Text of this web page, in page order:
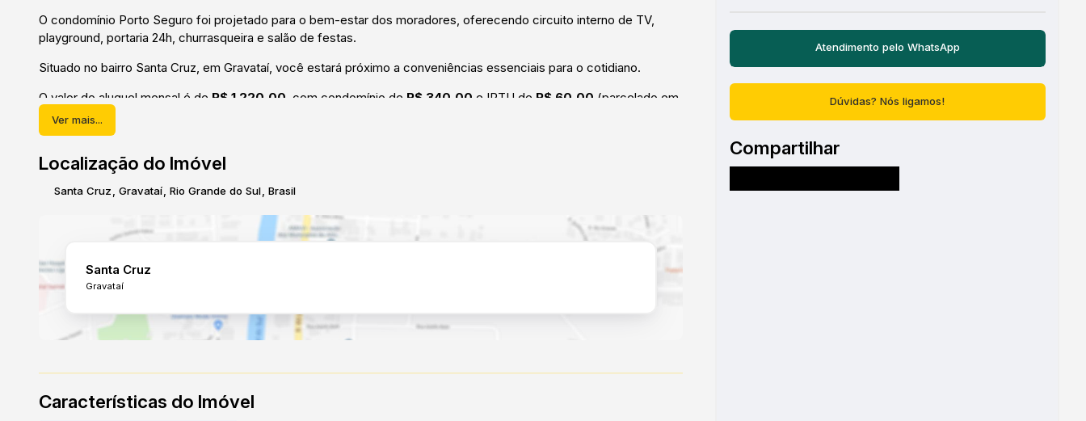
O condomínio Porto Seguro foi projetado para o bem-estar dos moradores, oferecendo circuito interno de TV,
playground, portaria 24h, churrasqueira e salão de festas.
Situado no bairro Santa Cruz, em Gravataí, você estará próximo a conveniências essenciais para o cotidiano.
O valor do aluguel mensal é de R$ 1.220,00 , com condomínio de R$ 340,00 e IPTU de R$ 60,00 (parcelado em
12 vezes).
Ver mais...
Localização do Imóvel
Santa Cruz Gravataí Rio Grande do Sul Brasil
Santa Cruz
Gravataí
Características do Imóvel
Atendimento peloWhatsApp
Dúvidas? Nós ligamos!
Compartilhar